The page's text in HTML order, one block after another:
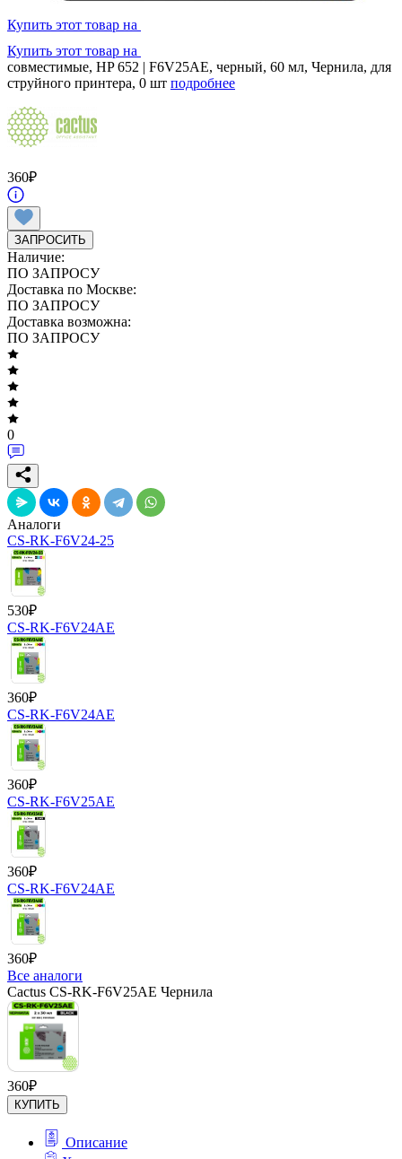
Купить этот товар на
Купить этот товар на
совместимые, HP 652 | F6V25AE, черный, 60 мл, Чернила, для
струйного принтера, 0 шт подробнее
360₽
ЗАПРОСИТЬ
Наличие:
ПО ЗАПРОСУ
Доставка по Москве:
ПО ЗАПРОСУ
Доставка возможна:
ПО ЗАПРОСУ
0
Аналоги
CS-RK-F6V24-25
530₽
CS-RK-F6V24AE
360₽
CS-RK-F6V24AE
360₽
CS-RK-F6V25AE
360₽
CS-RK-F6V24AE
360₽
Все аналоги
Cactus CS-RK-F6V25AE Чернила
360₽
КУПИТЬ
Описание